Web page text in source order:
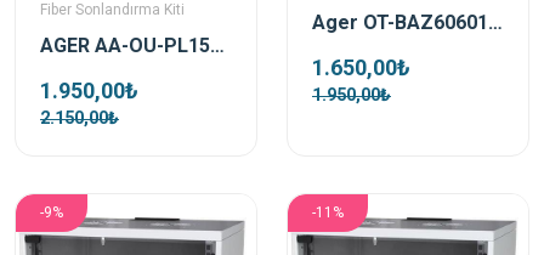
Fiber Sonlandırma Kiti
AGER AA-OU-PL150-8-KIT-B2-EC Outdoor 150mm Sekizgen Direk Montaj Kiti
1.950,00₺
2.150,00₺
Ager OT-BAZ606010-A-B2 10cm 600x600 Outdoor Baza
1.650,00₺
1.950,00₺
-9% -11%